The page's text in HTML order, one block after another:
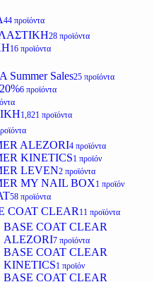
44 προϊόντα
28 προϊόντα
16 προϊόντα
Summer Sales25 προϊόντα
6 προϊόντα
1,821 προϊόντα
ALEZORI4 προϊόντα
KINETICS1 προϊόν
LEVEN2 προϊόντα
MY NAIL BOX1 προϊόν
58 προϊόντα
COAT CLEAR 11 προϊόντα
BASE COAT CLEAR
ALEZORI7 προϊόντα
BASE COAT CLEAR
KINETICS1 προϊόν
BASE COAT CLEAR